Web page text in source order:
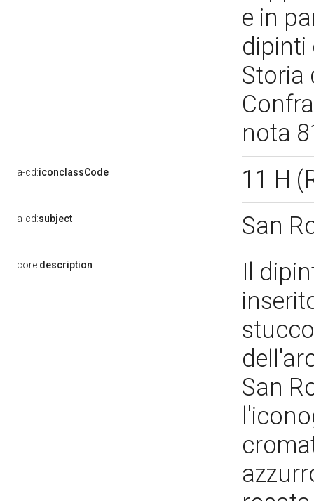
e in
dipinti
Storia
nota
a-cd:iconclassCode 11 H
a-cd:subject San
core:description
Il
San